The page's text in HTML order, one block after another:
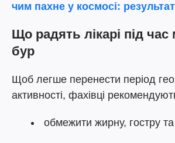
чим пахне у космосі:
Що радять лікарі під час
бур
Щоб легше перенести період
активності, фахівці
обмежити жирну, гостру